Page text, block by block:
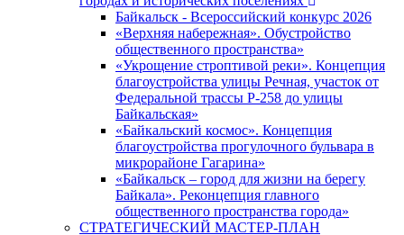
Байкальск - Всероссийский конкурс 2026
«Верхняя набережная». Обустройство
общественного пространства»
«Укрощение строптивой реки». Концепция
благоустройства улицы Речная, участок от
Федеральной трассы Р-258 до улицы
Байкальская»
«Байкальский космос». Концепция
благоустройства прогулочного бульвара в
микрорайоне Гагарина»
«Байкальск – город для жизни на берегу
Байкала». Реконцепция главного
общественного пространства города»
СТРАТЕГИЧЕСКИЙ МАСТЕР-ПЛАН